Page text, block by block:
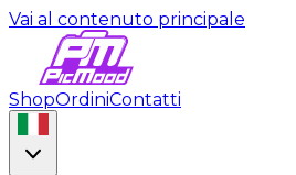
Vai al contenuto principale
ShopOrdiniContatti